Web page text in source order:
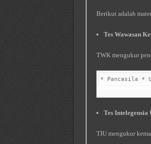
Berikut adalah
Tes Wawasan
TWK mengukur
* Pancasila *
Tes Intelegensia
TIU mengukur